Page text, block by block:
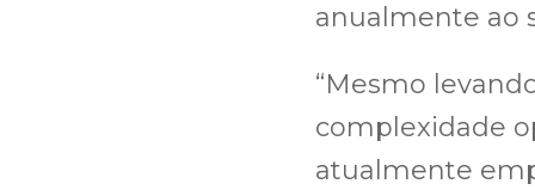
anualmente ao
“Mesmo
complexidade
atualmente